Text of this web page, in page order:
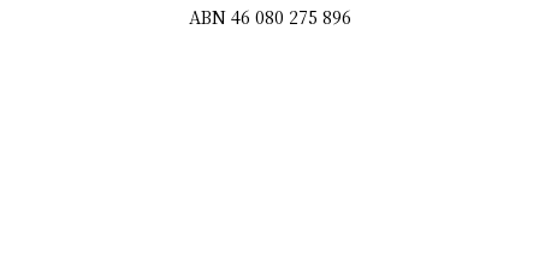
ABN 46 080 275 896